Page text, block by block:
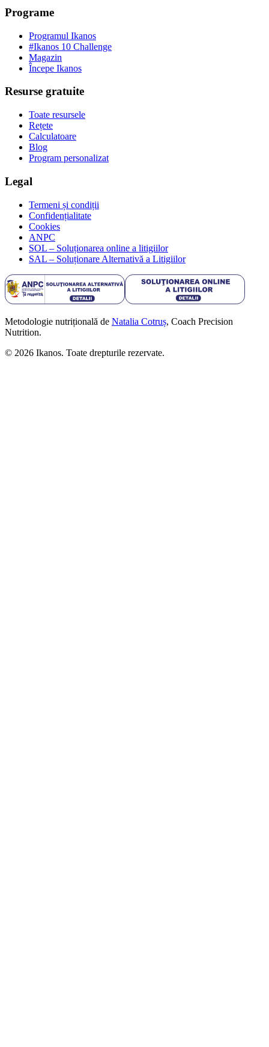
Programe
Programul Ikanos
#Ikanos 10 Challenge
Magazin
Începe Ikanos
Resurse gratuite
Toate resursele
Rețete
Calculatoare
Blog
Program personalizat
Legal
Termeni și condiții
Confidențialitate
Cookies
ANPC
SOL – Soluționarea online a litigiilor
SAL – Soluționare Alternativă a Litigiilor
Metodologie nutrițională de Natalia Cotruș, Coach Precision
Nutrition.
© 2026 Ikanos. Toate drepturile rezervate.